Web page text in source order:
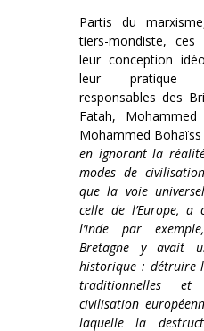
Partis du
tiers-mondiste, ces
leur conception
leur pratique
responsables des
Fatah,
Mohammed
en ignorant la
modes de
que la voie
celle de l’Europe, a
l’Inde par
Bretagne y avait
historique : détruire
traditionnelles
civilisation
laquelle la